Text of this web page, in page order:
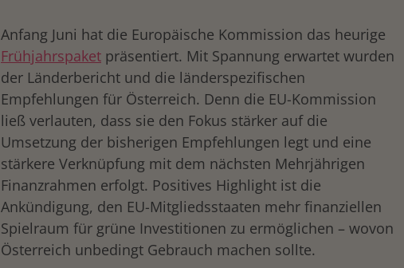
Anfang Juni hat die Europäische Kommission das heurige
Frühjahrspaket präsentiert. Mit Spannung erwartet wurden
der Länderbericht und die länderspezifischen
Empfehlungen für Österreich. Denn die EU-Kommission
ließ verlauten, dass sie den Fokus stärker auf die
Umsetzung der bisherigen Empfehlungen legt und eine
stärkere Verknüpfung mit dem nächsten Mehrjährigen
Finanzrahmen erfolgt. Positives Highlight ist die
Ankündigung, den EU-Mitgliedsstaaten mehr finanziellen
Spielraum für grüne Investitionen zu ermöglichen – wovon
Österreich unbedingt Gebrauch machen sollte.